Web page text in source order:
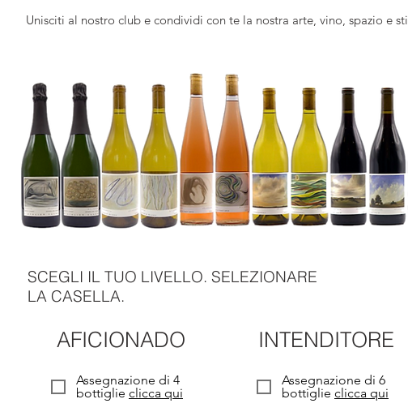
Unisciti al nostro club e condividi con te la nostra arte, vino, spazio e
SCEGLI IL TUO LIVELLO. SELEZIONARE
LA CASELLA.
AFICIONADO
Assegnazione di 4
bottiglie clicca qui
INTENDITORE
Assegnazione di 6
bottiglie clicca qui